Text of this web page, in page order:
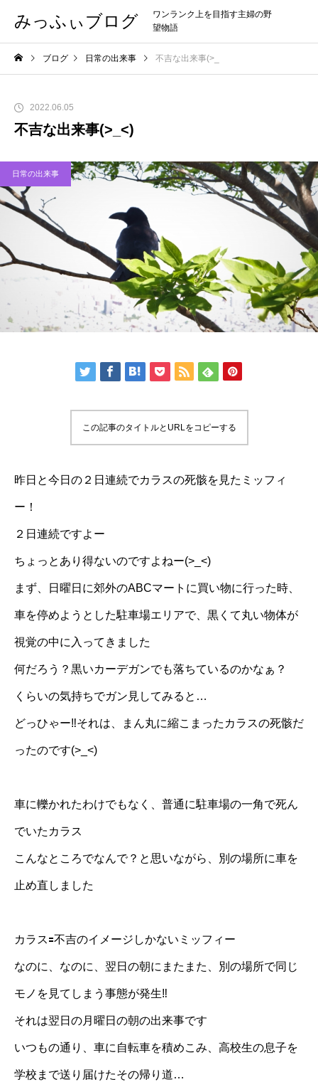
みっふぃブログ
ワンランク上を目指す主婦の野
望物語
ブログ 日常の出来事 不吉な出来事(>_
2022.06.05
不吉な出来事(>_<)
日常の出来事
この記事のタイトルとURLをコピーする
昨日と今日の２日連続でカラスの死骸を見たミッフィ
ー！
２日連続ですよー
ちょっとあり得ないのですよねー(>_<)
まず、日曜日に郊外のABCマートに買い物に行った時、
車を停めようとした駐車場エリアで、黒くて丸い物体が
視覚の中に入ってきました
何だろう？黒いカーデガンでも落ちているのかなぁ？
くらいの気持ちでガン見してみると…
どっひゃー‼︎それは、まん丸に縮こまったカラスの死骸だ
ったのです(>_<)
車に轢かれたわけでもなく、普通に駐車場の一角で死ん
でいたカラス
こんなところでなんで？と思いながら、別の場所に車を
止め直しました
カラス🟰不吉のイメージしかないミッフィー
なのに、なのに、翌日の朝にまたまた、別の場所で同じ
モノを見てしまう事態が発生‼︎
それは翌日の月曜日の朝の出来事です
いつもの通り、車に自転車を積めこみ、高校生の息子を
学校まで送り届けたその帰り道…